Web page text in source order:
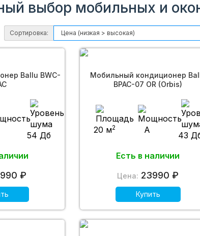
выбор мобильных и
Сортировка:
Ballu BWC-
54 Дб
₽
Мобильный кондиционер
BPAC-07 OR (Orbis)
20 м2 A
43
Есть в наличии
Цена: 23990 ₽
Купить